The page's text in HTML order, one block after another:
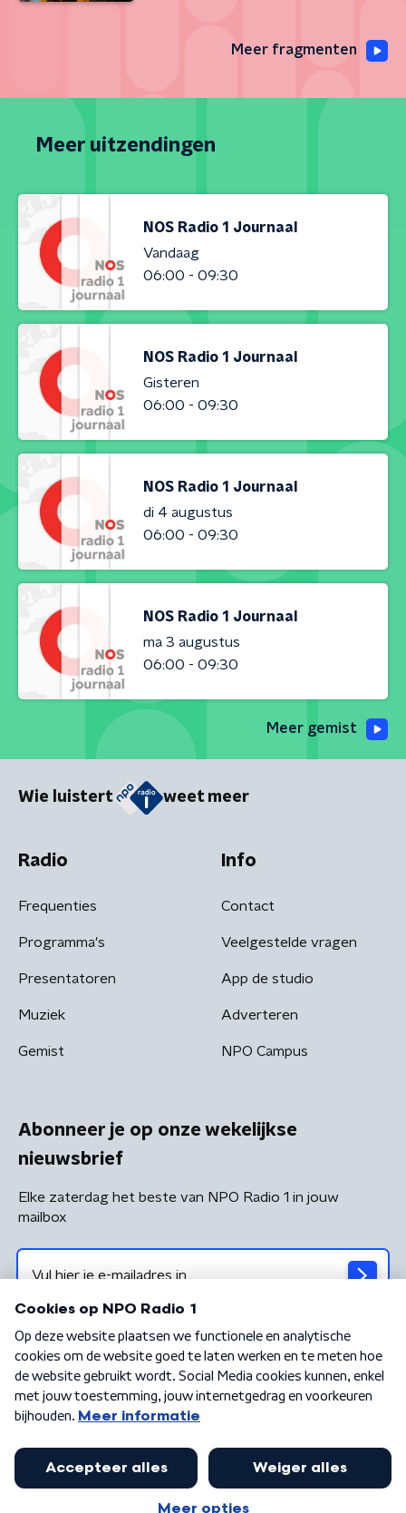
Meer fragmenten
Meer uitzendingen
NOS Radio 1 Journaal
Vandaag
06:00 - 09:30
NOS Radio 1 Journaal
Gisteren
06:00 - 09:30
NOS Radio 1 Journaal
di 4 augustus
06:00 - 09:30
NOS Radio 1 Journaal
ma 3 augustus
06:00 - 09:30
Meer gemist
Wie luistert weet meer
Radio
Frequenties
Programma's
Presentatoren
Muziek
Gemist
Info
Contact
Veelgestelde vragen
App de studio
Adverteren
NPO Campus
Abonneer je op onze wekelijkse
nieuwsbrief
Elke zaterdag het beste van NPO Radio 1 in jouw
mailbox
Algemene voorwaarden